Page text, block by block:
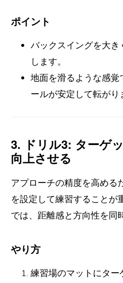
ポイント
バックスイングを大
します。
地面を滑るような感
ールが安定して転がり
3. ドリル3: ターゲ
向上させる
アプローチの精度を高める
を設定して練習することが
では、距離感と方向性を同
やり方
練習場のマットにタ